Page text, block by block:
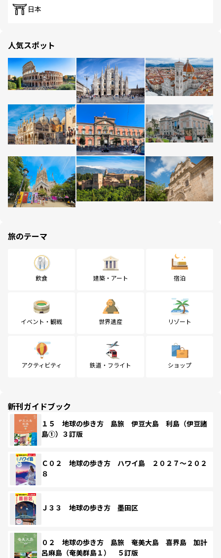
日本
人気スポット
旅のテーマ
飲食 建築・アート 宿泊
イベント・観戦 世界遺産 リゾート
アクティビティ 鉄道・フライト ショップ
新刊ガイドブック
１５ 地球の歩き方 島旅 伊豆大島 利島（伊豆諸
島①）３訂版
Ｃ０２ 地球の歩き方 ハワイ島 ２０２７～２０２
８
Ｊ３３ 地球の歩き方 墨田区
０２ 地球の歩き方 島旅 奄美大島 喜界島 加計
呂麻島（奄美群島１） ５訂版